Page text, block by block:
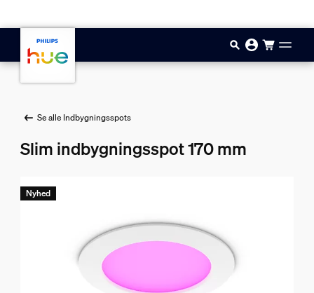
Se alle Indbygningsspots
Slim indbygningsspot 170 mm
Nyhed